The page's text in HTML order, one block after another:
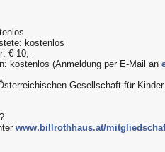
kostenlos
€ 10,-
kostenlos (Anmeldung per E-Mail an
Gesellschaft für
www.billrothhaus.at/